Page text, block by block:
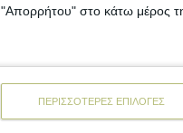
"Απορρήτου" στο κάτω μέρος
ΠΕΡΙΣΣΟΤΕΡΕΣ ΕΠΙΛΟΓΕΣ
Σε ισχύ